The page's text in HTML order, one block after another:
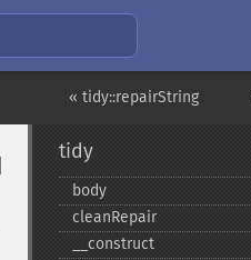
« tidy::repairString
tidy
body
cleanRepair
_​_​construct